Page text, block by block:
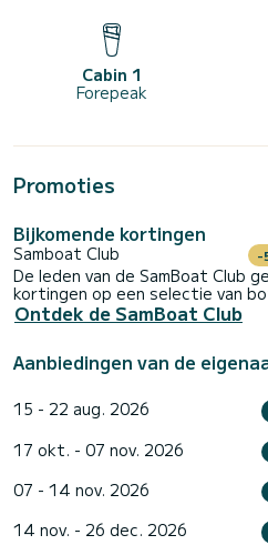
Cabin 1
Forepeak
Promoties
Bijkomende kortingen
Samboat Club -
De leden van de SamBoat Club
kortingen op een selectie van
Ontdek de SamBoat Club
Aanbiedingen van de
15 - 22 aug. 2026
17 okt. - 07 nov. 2026
07 - 14 nov. 2026
14 nov. - 26 dec. 2026